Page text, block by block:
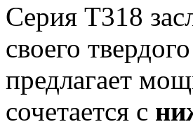
Серия T318
своего
предлагает
сочетается с